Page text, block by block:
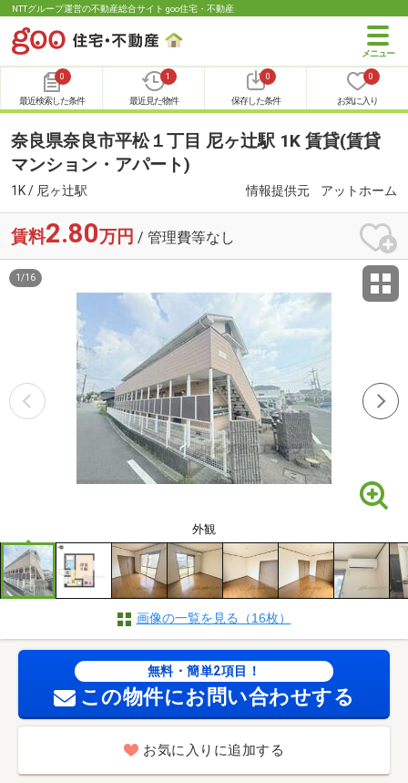
NTTグループ運営の不動産総合サイト goo住宅・不動産
0
最近検索した条件
1
最近見た物件
0
保存した条件
0
お気に入り
奈良県奈良市平松１丁目 尼ヶ辻駅 1K 賃貸(賃貸
マンション・アパート)
1K / 尼ヶ辻駅 情報提供元 アットホーム
賃料2.80万円 / 管理費等なし
外観
1 /16
画像の一覧を見る（16枚）
無料・簡単2項目！
この物件にお問い合わせする
お気に入りに追加する